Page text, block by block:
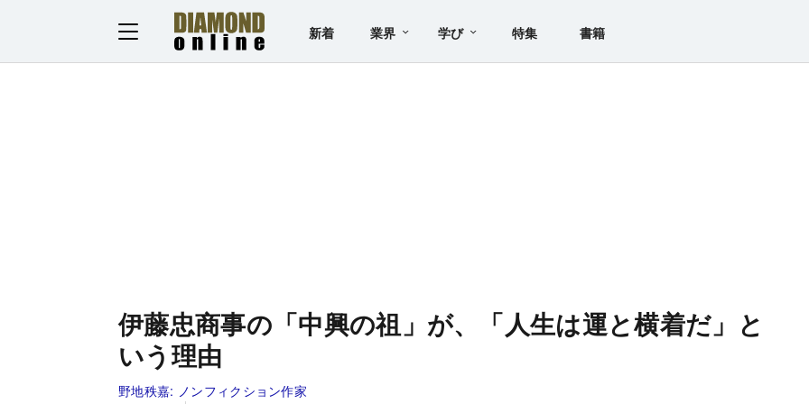
新着 業界 学び 特集 書籍
伊藤忠商事の「中興の祖」が、「人生は運と横着だ」と
いう理由
野地秩嘉: ノンフィクション作家